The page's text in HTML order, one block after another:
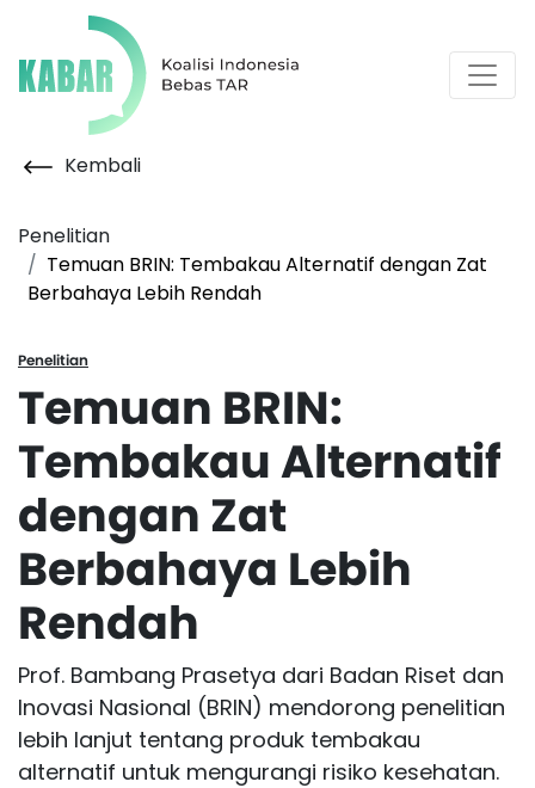
Kembali
Penelitian
Temuan BRIN: Tembakau Alternatif dengan Zat
Berbahaya Lebih Rendah
Penelitian
Temuan BRIN:
Tembakau Alternatif
dengan Zat
Berbahaya Lebih
Rendah
Prof. Bambang Prasetya dari Badan Riset dan
Inovasi Nasional (BRIN) mendorong penelitian
lebih lanjut tentang produk tembakau
alternatif untuk mengurangi risiko kesehatan.